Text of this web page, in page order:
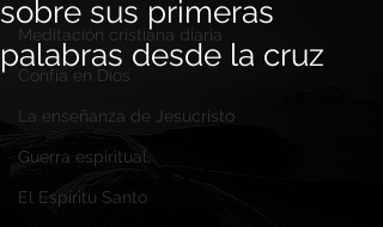
Meditación cristiana diaria
Confía en Dios
La enseñanza de Jesucristo
Guerra espiritual,
El Espíritu Santo
sobre sus primeras
palabras desde la cruz